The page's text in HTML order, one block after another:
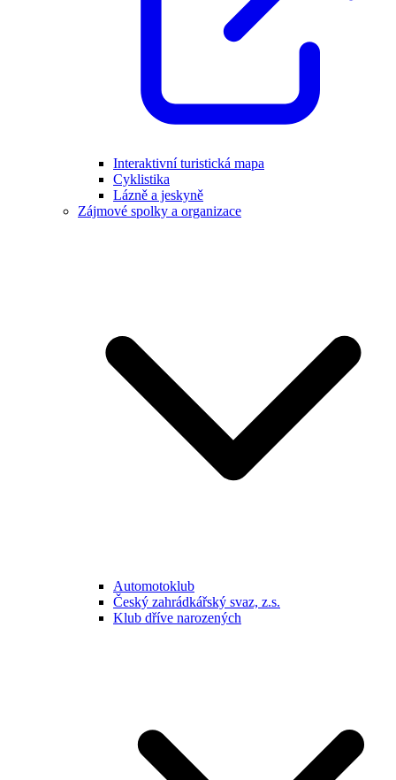
Interaktivní turistická mapa
Cyklistika
Lázně a jeskyně
Zájmové spolky a organizace
Automotoklub
Český zahrádkářský svaz, z.s.
Klub dříve narozených